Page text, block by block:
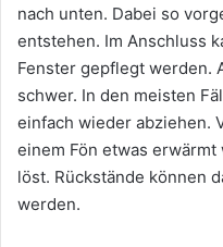
nach unten. Dabei so
entstehen. Im Anschluss
Fenster gepflegt werden.
schwer. In den meisten
einfach wieder abziehen.
einem Fön etwas
löst. Rückstände können
werden.